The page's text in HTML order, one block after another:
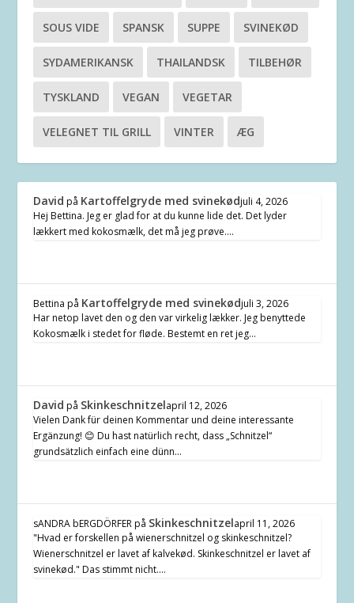
SOUS VIDE SPANSK SUPPE SVINEKØD
SYDAMERIKANSK THAILANDSK TILBEHØR
TYSKLAND VEGAN VEGETAR
VELEGNET TIL GRILL VINTER ÆG
David på Kartoffelgryde med svinekødjuli 4, 2026
Hej Bettina. Jeg er glad for at du kunne lide det. Det lyder
lækkert med kokosmælk, det må jeg prøve.…
Bettina på Kartoffelgryde med svinekødjuli 3, 2026
Har netop lavet den og den var virkelig lækker. Jeg benyttede
Kokosmælk i stedet for fløde. Bestemt en ret jeg…
David på Skinkeschnitzelapril 12, 2026
Vielen Dank für deinen Kommentar und deine interessante
Ergänzung! 😊 Du hast natürlich recht, dass „Schnitzel“
grundsätzlich einfach eine dünn…
sANDRA bERGDÖRFERpå Skinkeschnitzelapril 11, 2026
"Hvad er forskellen på wienerschnitzel og skinkeschnitzel?
Wienerschnitzel er lavet af kalvekød. Skinkeschnitzel er lavet af
svinekød." Das stimmt nicht.…